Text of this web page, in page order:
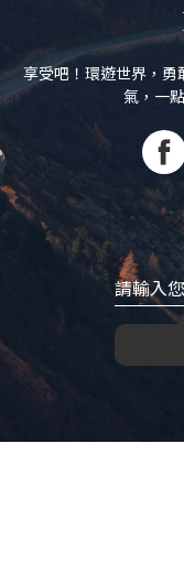
享受吧！環遊世界，
氣，一